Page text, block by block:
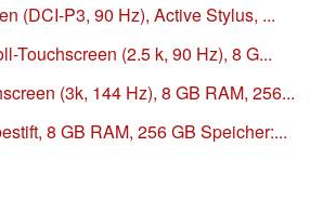
(DCI-P3, 90 Hz), Active Stylus, ...
Touchscreen (2.5 k, 90 Hz), 8 G...
(3k, 144 Hz), 8 GB RAM, 256...
8 GB RAM, 256 GB Speicher:...